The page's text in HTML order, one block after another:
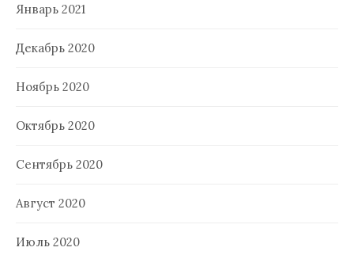
Январь 2021
Декабрь 2020
Ноябрь 2020
Октябрь 2020
Сентябрь 2020
Август 2020
Июль 2020